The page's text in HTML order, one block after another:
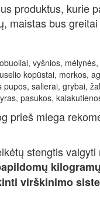
produktus, kurie
maistas bus
vyšnios,
kopūstai, morkos,
salierai, grybai,
pasukos,
prieš miega
stengtis
virškinimo